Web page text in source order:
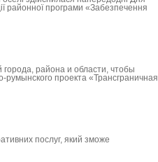
районної програми «Забезпечення
района и области, чтобы
проекта «Трансграничная
послуг, який зможе